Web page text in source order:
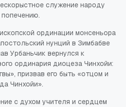
служение народу
ординации монсеньора
нунций в Зимбабве
Урбаньчик вернулся к
ординария диоцеза Чинхойи:
призвав его быть «отцом и
Чинхойи».
с духом учителя и сердцем